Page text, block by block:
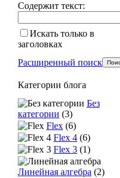
Содержит текст:
Искать только в
заголовках
Расширенный поиск
Категории блога
Без
категории (3)
Flex (6)
Flex 4 (6)
Flex 3 (1)
Линейная алгебра (2)